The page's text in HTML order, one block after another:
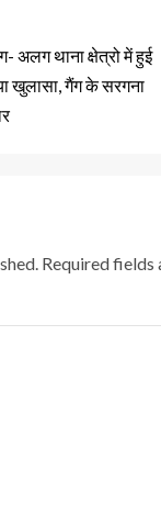
थाना क्षेत्रो में हुई
खुलासा, गैंग के सरगना
Required fields